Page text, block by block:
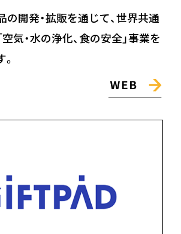
開発・拡販を通じて、世界共通
気・水の浄化、食の安全」事業を